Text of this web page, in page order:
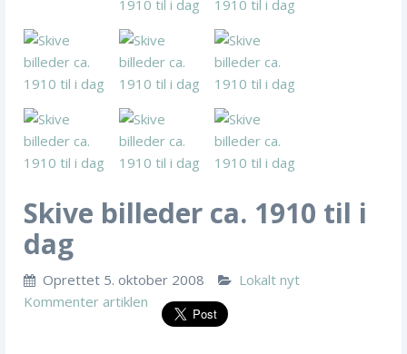
Skive billeder ca. 1910 til i
dag
Oprettet 5. oktober 2008
K
Lokalt nyt
Kommenter artiklen